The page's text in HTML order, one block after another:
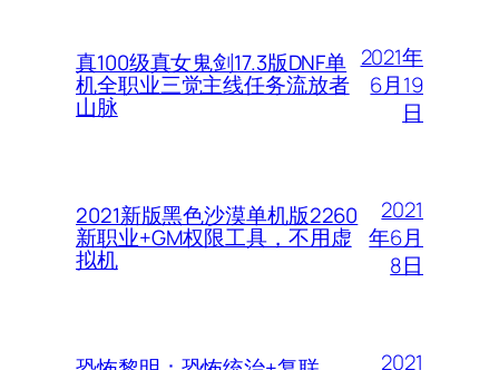
真100级真女鬼剑17.3版DNF单
机全职业三觉主线任务流放者
山脉
2021年
6月19
日
2021新版黑色沙漠单机版2260
新职业+GM权限工具，不用虚
拟机
2021
年6月
8日
2021